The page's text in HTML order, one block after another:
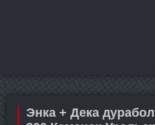
Энка + Дека